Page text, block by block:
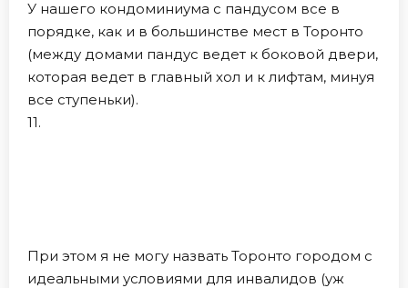
У нашего кондоминиума с пандусом все в
порядке, как и в большинстве мест в Торонто
(между домами пандус ведет к боковой двери,
которая ведет в главный хол и к лифтам, минуя
все ступеньки).
11.
При этом я не могу назвать Торонто городом с
идеальными условиями для инвалидов (уж